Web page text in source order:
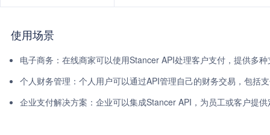
使用场景
电子商务：在线商家可以使用Stancer API处理客户支付，提供多
个人财务管理：个人用户可以通过API管理自己的财务交易，包括
企业支付解决方案：企业可以集成Stancer API，为员工或客户提